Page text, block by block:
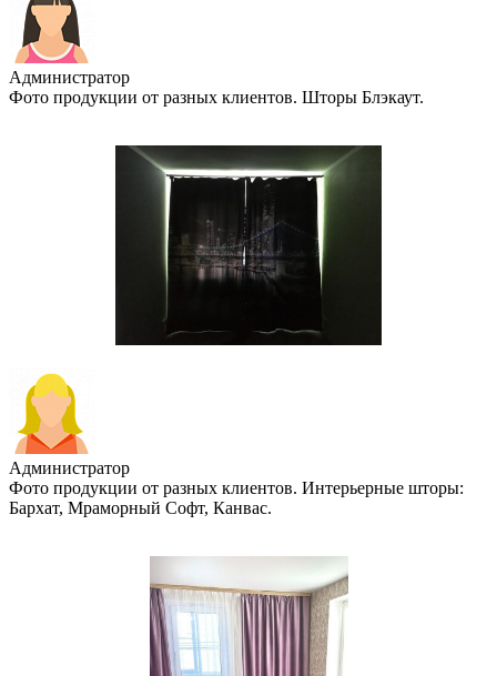
Администратор
Фото продукции от разных клиентов. Шторы Блэкаут.
Администратор
Фото продукции от разных клиентов. Интерьерные шторы:
Бархат, Мраморный Софт, Канвас.